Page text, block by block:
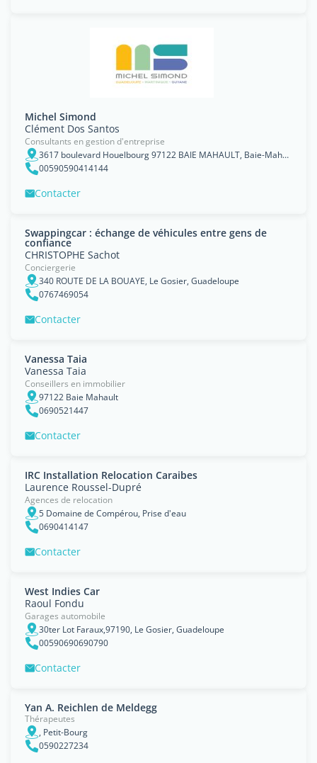
Michel Simond
Clément Dos Santos
Consultants en gestion d'entreprise
3617 boulevard Houelbourg 97122 BAIE MAHAULT, Baie-Mahault, Guadeloupe
00590590414144
Contacter
Swappingcar : échange de véhicules entre gens de
confiance
CHRISTOPHE Sachot
Conciergerie
340 ROUTE DE LA BOUAYE, Le Gosier, Guadeloupe
0767469054
Contacter
Vanessa Taia
Vanessa Taia
Conseillers en immobilier
97122 Baie Mahault
0690521447
Contacter
IRC Installation Relocation Caraibes
Laurence Roussel-Dupré
Agences de relocation
5 Domaine de Compérou, Prise d'eau
0690414147
Contacter
West Indies Car
Raoul Fondu
Garages automobile
30ter Lot Faraux,97190, Le Gosier, Guadeloupe
00590690690790
Contacter
Yan A. Reichlen de Meldegg
Thérapeutes
, Petit-Bourg
0590227234